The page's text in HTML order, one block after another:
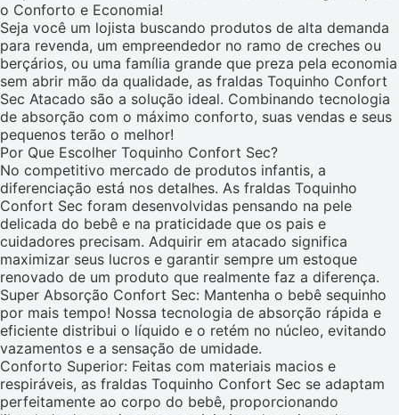
o Conforto e Economia!
Seja você um lojista buscando produtos de alta demanda
para revenda, um empreendedor no ramo de creches ou
berçários, ou uma família grande que preza pela economia
sem abrir mão da qualidade, as fraldas Toquinho Confort
Sec Atacado são a solução ideal. Combinando tecnologia
de absorção com o máximo conforto, suas vendas e seus
pequenos terão o melhor!
Por Que Escolher Toquinho Confort Sec?
No competitivo mercado de produtos infantis, a
diferenciação está nos detalhes. As fraldas Toquinho
Confort Sec foram desenvolvidas pensando na pele
delicada do bebê e na praticidade que os pais e
cuidadores precisam. Adquirir em atacado significa
maximizar seus lucros e garantir sempre um estoque
renovado de um produto que realmente faz a diferença.
Super Absorção Confort Sec: Mantenha o bebê sequinho
por mais tempo! Nossa tecnologia de absorção rápida e
eficiente distribui o líquido e o retém no núcleo, evitando
vazamentos e a sensação de umidade.
Conforto Superior: Feitas com materiais macios e
respiráveis, as fraldas Toquinho Confort Sec se adaptam
perfeitamente ao corpo do bebê, proporcionando